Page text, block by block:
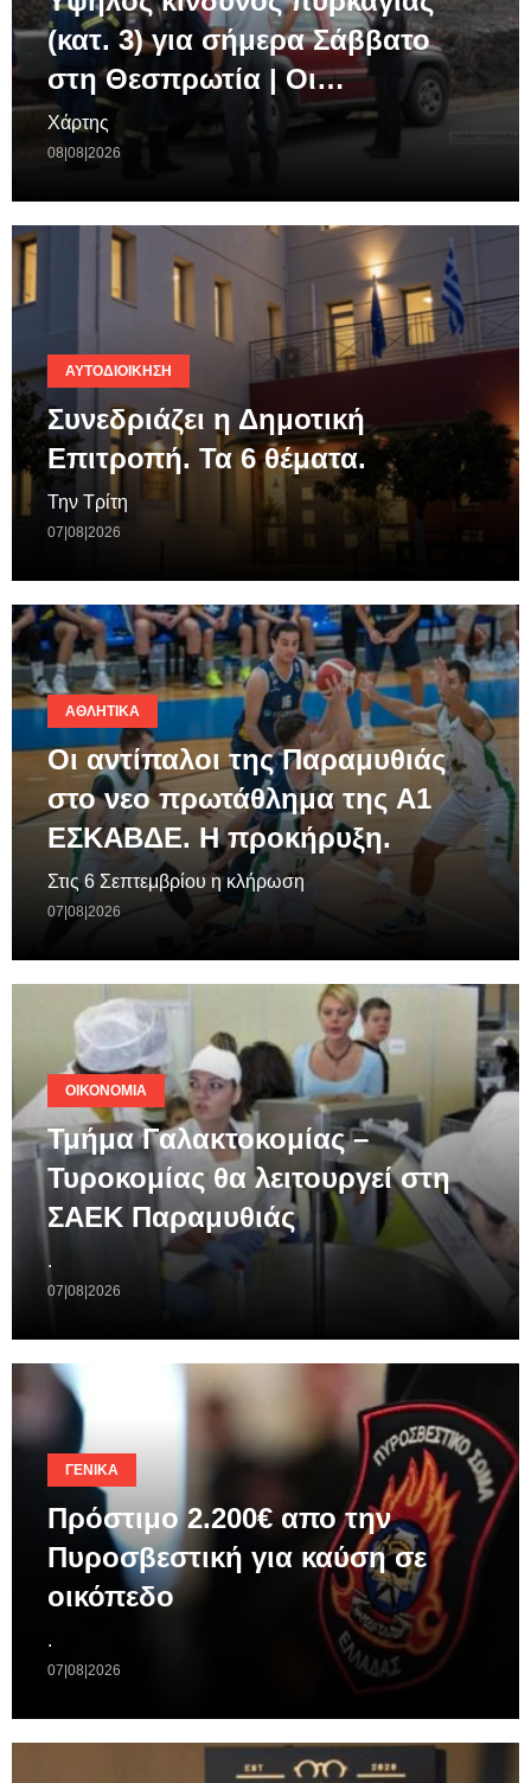
(κατ. 3) για σήμερα Σάββατο
στη Θεσπρωτία | Οι…
Χάρτης
08|08|2026
ΑΥΤΟΔΙΟΊΚΗΣΗ
Συνεδριάζει η Δημοτική
Επιτροπή. Τα 6 θέματα.
Την Τρίτη
07|08|2026
ΑΘΛΗΤΙΚΆ
Οι αντίπαλοι της Παραμυθιάς
στο νεο πρωτάθλημα της A1
ΕΣΚΑΒΔΕ. Η προκήρυξη.
Στις 6 Σεπτεμβρίου η κλήρωση
07|08|2026
ΟΙΚΟΝΟΜΊΑ
Τμήμα Γαλακτοκομίας –
Τυροκομίας θα λειτουργεί στη
ΣΑΕΚ Παραμυθιάς
.
07|08|2026
ΓΕΝΙΚΆ
Πρόστιμο 2.200€ απο την
Πυροσβεστική για καύση σε
οικόπεδο
.
07|08|2026